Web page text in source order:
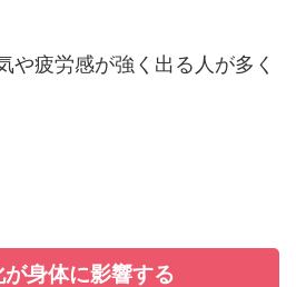
や疲労感が強く出る人が多く
身体に影響する